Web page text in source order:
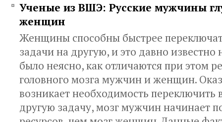
Ученые из ВШЭ: Русские мужчины
женщин
Женщины способны быстрее
задачи на другую, и это давно известно
было неясно, как отличаются при этом
головного мозга мужчин и женщин.
возникает необходимость переключить
другую задачу, мозг мужчин начинает